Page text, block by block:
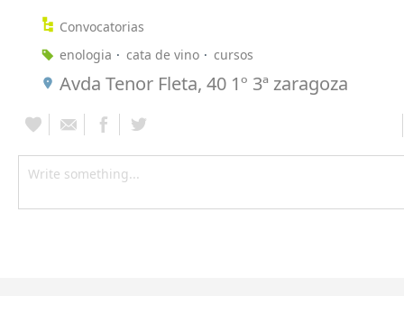
Convocatorias
enologia
cata de vino cursos
Avda Tenor Fleta, 40 1º 3ª zaragoza